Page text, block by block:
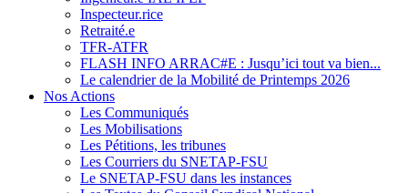
Inspecteur.rice
Retraité.e
TFR-ATFR
FLASH INFO ARRAC#E : Jusqu’ici tout va bien...
Le calendrier de la Mobilité de Printemps 2026
Nos Actions
Les Communiqués
Les Mobilisations
Les Pétitions, les tribunes
Les Courriers du SNETAP-FSU
Le SNETAP-FSU dans les instances